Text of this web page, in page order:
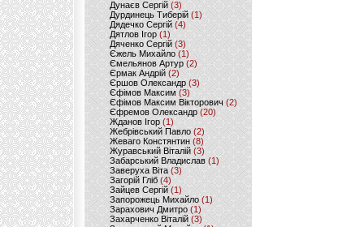
Дунаєв Сергій(3)
Дурдинець Тиберій (1)
Дядечко Сергій (4)
Дятлов Ігор (1)
Дяченко Сергій (3)
Єжель Михайло (1)
Ємельянов Артур (2)
Єрмак Андрій (2)
Єршов Олександр (3)
Єфімов Максим (3)
Єфімов Максим Вікторович (2)
Єфремов Олександр (20)
Жданов Ігор (1)
Жебрівський Павло (2)
Жеваго Констянтин (8)
Журавський Віталій (3)
Забарський Владислав (1)
Заверуха Віта (3)
Загорій Гліб (4)
Зайцев Сергій(1)
Запорожець Михайло (1)
Зарахович Дмитро (1)
Захарченко Віталій (3)